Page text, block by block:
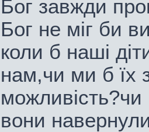
Бог завжди
Бог не міг би
коли б наші
нам,чи ми б їх
вони